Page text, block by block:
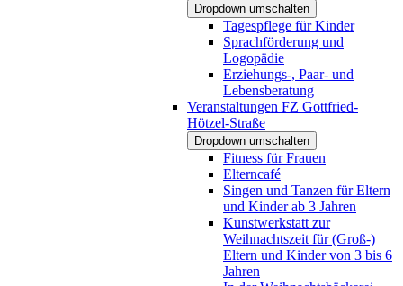
Dropdown umschalten
Tagespflege für Kinder
Sprachförderung und
Logopädie
Erziehungs-, Paar- und
Lebensberatung
Veranstaltungen FZ Gottfried-
Hötzel-Straße
Dropdown umschalten
Fitness für Frauen
Elterncafé
Singen und Tanzen für Eltern
und Kinder ab 3 Jahren
Kunstwerkstatt zur
Weihnachtszeit für (Groß-)
Eltern und Kinder von 3 bis 6
Jahren